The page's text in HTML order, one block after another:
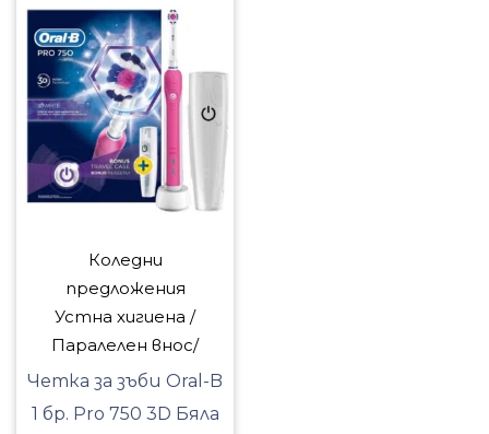
Коледни
предложения
Устна хигиена /
Паралелен внос/
Четка за зъби Oral-B
1 бр. Pro 750 3D Бяла